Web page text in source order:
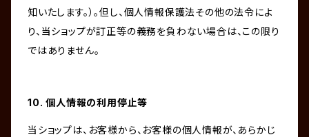
知いたします。）。但し、個人情報保護法その他の法令によ
り、当ショップが訂正等の義務を負わない場合は、この限り
ではありません。
10. 個人情報の利用停止等
当ショップは、お客様から、お客様の個人情報が、あらかじ